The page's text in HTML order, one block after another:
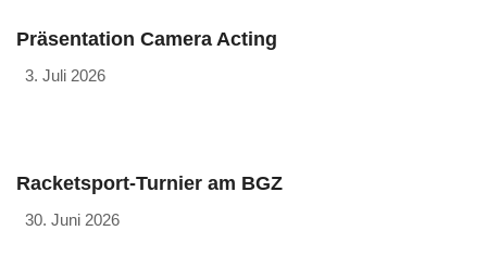
Präsentation Camera Acting
3. Juli 2026
Racketsport-Turnier am BGZ
30. Juni 2026